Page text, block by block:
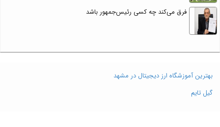
فرق می‌کند چه کسی رئیس‌جمهور باشد
بهترین آموزشگاه ارز دیجیتال در مشهد
گیل تایم